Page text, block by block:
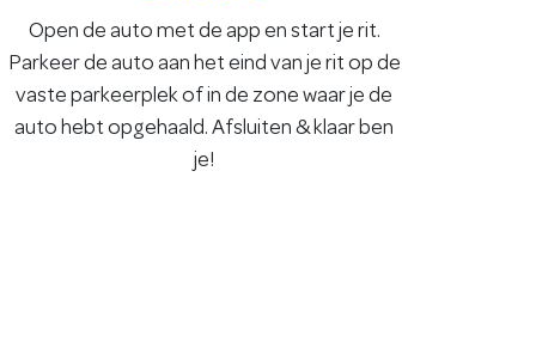
Open de auto met de app en start je rit.
Parkeer de auto aan het eind van je rit op de
vaste parkeerplek of in de zone waar je de
auto hebt opgehaald. Afsluiten & klaar ben
je!